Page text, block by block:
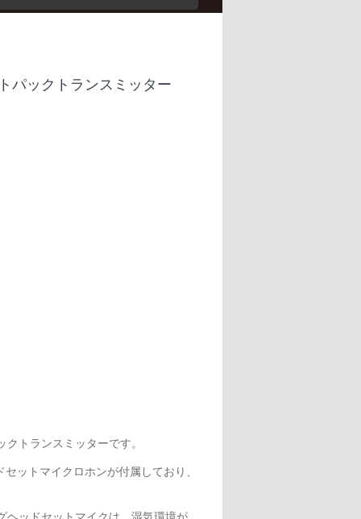
パックトランスミッター
トランスミッターです。
ットマイクロホンが付属しており、
ヘッドセットマイクは、湿気環境が